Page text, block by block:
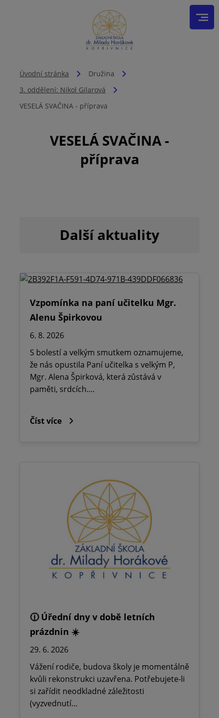
Úvodní stránka
Družina
3. oddělení: Nikol Gilarová
VESELÁ SVAČINA - příprava
VESELÁ SVAČINA -
příprava
Další aktuality
Vzpomínka na paní učitelku Mgr.
Alenu Špirkovou
6. 8. 2026
S bolestí a velkým smutkem oznamujeme,
že nás opustila Paní učitelka s velkým P,
Mgr. Alena Špirková, která zůstává v
paměti, srdcích.…
Číst více
🕧 Úřední dny v době letních
prázdnin ☀️
29. 6. 2026
Vážení rodiče, budova školy je momentálně
kvůli rekonstrukci uzavřena. Potřebujete-li
si zařídit neodkladné záležitosti
(vyzvednutí…